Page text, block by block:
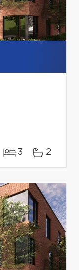
3 2